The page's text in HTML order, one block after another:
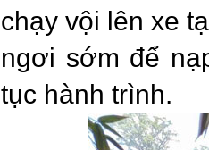
chạy vội lên xe
ngơi sớm để
tục hành trình.